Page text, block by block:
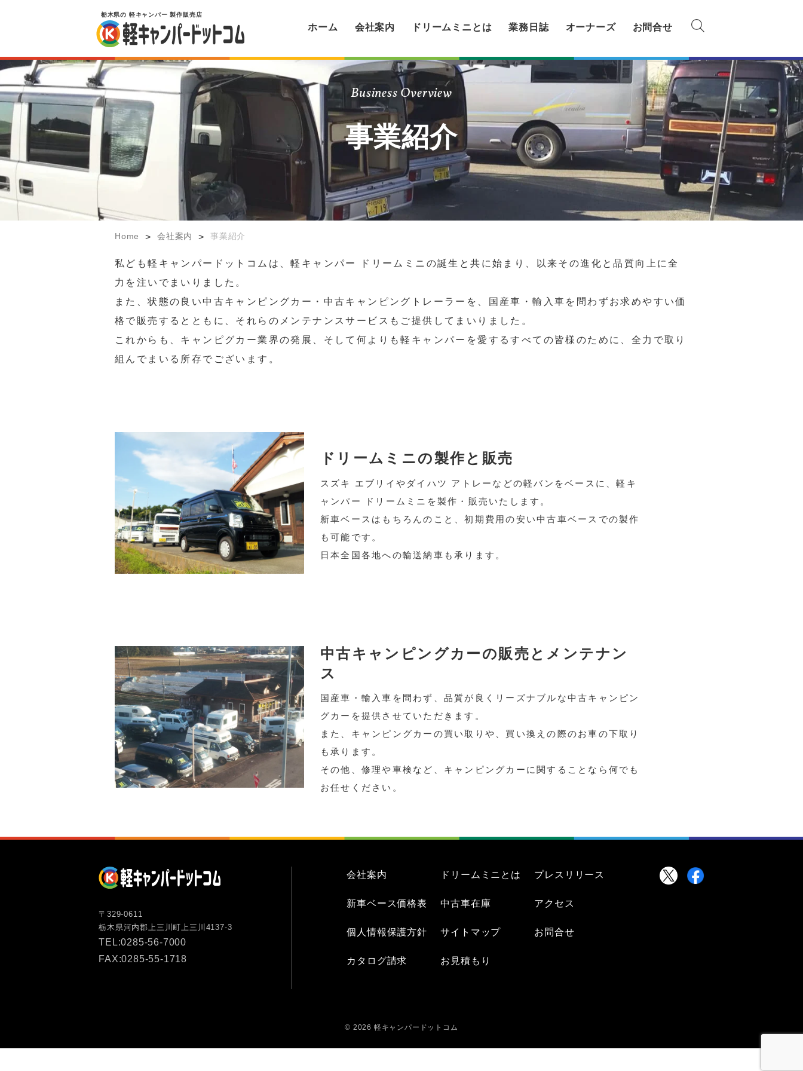
栃木県の 軽キャンパー 製作販売店
ホーム 会社案内 ドリームミニとは 業務日誌 オーナーズ お問合せ
Business Overview
事業紹介
Home > 会社案内 > 事業紹介
私ども軽キャンパードットコムは、軽キャンパー ドリームミニの誕生と共に始まり、以来その進化と品質向上に全
力を注いでまいりました。
また、状態の良い中古キャンピングカー・中古キャンピングトレーラーを、国産車・輸入車を問わずお求めやすい価
格で販売するとともに、それらのメンテナンスサービスもご提供してまいりました。
これからも、キャンピグカー業界の発展、そして何よりも軽キャンパーを愛するすべての皆様のために、全力で取り
組んでまいる所存でございます。
ドリームミニの製作と販売
スズキ エブリイやダイハツ アトレーなどの軽バンをベースに、軽キ
ャンパー ドリームミニを製作・販売いたします。
新車ベースはもちろんのこと、初期費用の安い中古車ベースでの製作
も可能です。
日本全国各地への輸送納車も承ります。
中古キャンピングカーの販売とメンテナン
ス
国産車・輸入車を問わず、品質が良くリーズナブルな中古キャンピン
グカーを提供させていただきます。
また、キャンピングカーの買い取りや、買い換えの際のお車の下取り
も承ります。
その他、修理や車検など、キャンピングカーに関することなら何でも
お任せください。
〒329-0611
栃木県河内郡上三川町上三川4137-3
TEL:0285-56-7000
FAX:0285-55-1718
会社案内 ドリームミニとは プレスリリース
新車ベース価格表 中古車在庫 アクセス
個人情報保護方針 サイトマップ お問合せ
カタログ請求 お見積もり
© 2026 軽キャンパードットコム